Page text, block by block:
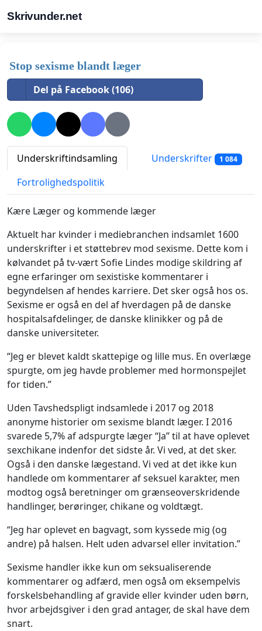
Skrivunder.net
Stop sexisme blandt læger
Del på Facebook (106)
Underskriftindsamling Underskrifter 1 084
Fortrolighedspolitik
Kære Læger og kommende læger
Aktuelt har kvinder i mediebranchen indsamlet 1600
underskrifter i et støttebrev mod sexisme. Dette kom i
kølvandet på tv-vært Sofie Lindes modige skildring af
egne erfaringer om sexistiske kommentarer i
begyndelsen af hendes karriere. Det sker også hos os.
Sexisme er også en del af hverdagen på de danske
hospitalsafdelinger, de danske klinikker og på de
danske universiteter.
“Jeg er blevet kaldt skattepige og lille mus. En overlæge
spurgte, om jeg havde problemer med hormonspejlet
for tiden.”
Uden Tavshedspligt indsamlede i 2017 og 2018
anonyme historier om sexisme blandt læger. I 2016
svarede 5,7% af adspurgte læger “Ja” til at have oplevet
sexchikane indenfor det sidste år. Vi ved, at det sker.
Også i den danske lægestand. Vi ved at det ikke kun
handlede om kommentarer af seksuel karakter, men
modtog også beretninger om grænseoverskridende
handlinger, berøringer, chikane og voldtægt.
“Jeg har oplevet en bagvagt, som kyssede mig (og
andre) på halsen. Helt uden advarsel eller invitation.”
Sexisme handler ikke kun om seksualiserende
kommentarer og adfærd, men også om eksempelvis
forskelsbehandling af gravide eller kvinder uden børn,
hvor arbejdsgiver i den grad antager, de skal have dem
snart.